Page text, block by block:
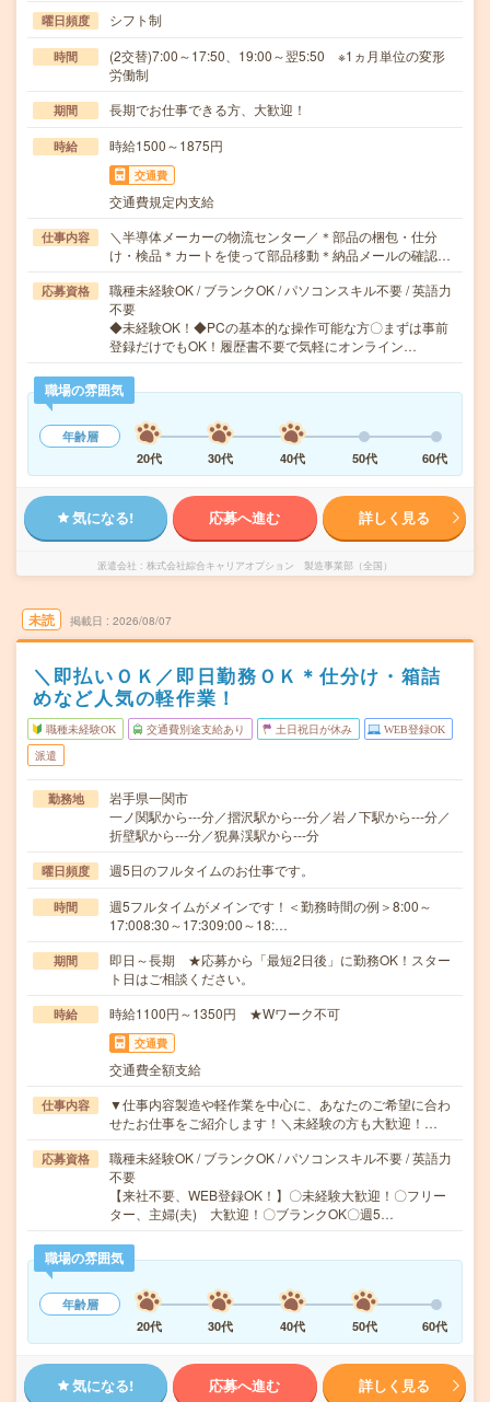
曜日頻度 シフト制
時間
(2交替)7:00～17:50、19:00～翌5:50 ※1ヵ月単位の変形
労働制
期間 長期でお仕事できる方、大歓迎！
時給 時給1500～1875円
交通費
交通費規定内支給
仕事内容
＼半導体メーカーの物流センター／＊部品の梱包・仕分
け・検品＊カートを使って部品移動＊納品メールの確認…
応募資格
職種未経験OK / ブランクOK / パソコンスキル不要 / 英語力
不要
◆未経験OK！◆PCの基本的な操作可能な方〇まずは事前
登録だけでもOK！履歴書不要で気軽にオンライン…
職場の雰囲気
年齢層
20代
30代 40代 50代 60代
気になる! 応募へ進む 詳しく見る
派遣会社 株式会社綜合キャリアオプション 製造事業部（全国）
未読 掲載日 2026/08/07
＼即払いＯＫ／即日勤務ＯＫ＊仕分け・箱詰
めなど人気の軽作業！
職種未経験OK 交通費別途支給あり 土日祝日が休み WEB登録OK
派遣
勤務地
岩手県一関市
一ノ関駅から---分／摺沢駅から---分／岩ノ下駅から---分／
折壁駅から---分／猊鼻渓駅から---分
曜日頻度 週5日のフルタイムのお仕事です。
時間
週5フルタイムがメインです！＜勤務時間の例＞8:00～
17:008:30～17:309:00～18:…
期間
即日～長期 ★応募から「最短2日後」に勤務OK！スター
ト日はご相談ください。
時給 時給1100円～1350円 ★Wワーク不可
交通費
交通費全額支給
仕事内容
▼仕事内容製造や軽作業を中心に、あなたのご希望に合わ
せたお仕事をご紹介します！＼未経験の方も大歓迎！…
応募資格
職種未経験OK / ブランクOK / パソコンスキル不要 / 英語力
不要
【来社不要、WEB登録OK！】〇未経験大歓迎！〇フリー
ター、主婦(夫) 大歓迎！〇ブランクOK〇週5…
職場の雰囲気
年齢層
20代
30代 40代 50代 60代
気になる! 応募へ進む 詳しく見る